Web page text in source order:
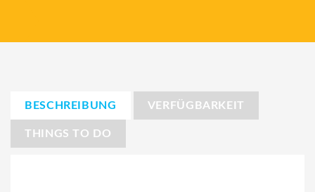
BESCHREIBUNG VERFÜGBARKEIT
THINGS TO DO